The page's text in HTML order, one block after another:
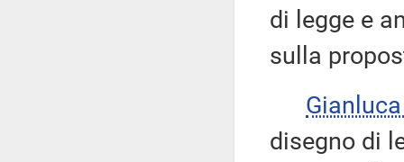
di legge e
sulla
disegno di